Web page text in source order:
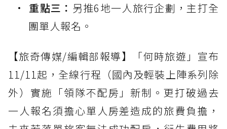
重點三： 另推6地一人旅行企劃，主打全
團單人報名。
【旅奇傳媒/編輯部報導】「何時旅遊」宣布
11/11起，全線行程（國內及輕裝上陣系列除
外）實施「領隊不配房」新制。更打破過去
一人報名須擔心單人房差造成的旅費負擔，